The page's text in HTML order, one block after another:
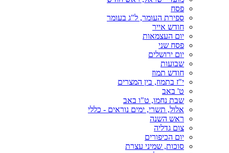
פסח
ספירת העומר, ל"ג בעומר
חודש אייר
יום העצמאות
פסח שני
יום ירושלים
שבועות
חודש תמוז
י"ז בתמוז, בין המצרים
ט' באב
שבת נחמו, ט"ו באב
אלול, תשרי, ימים נוראים - כללי
ראש השנה
צום גדליה
יום הכיפורים
סוכות, שמיני עצרת